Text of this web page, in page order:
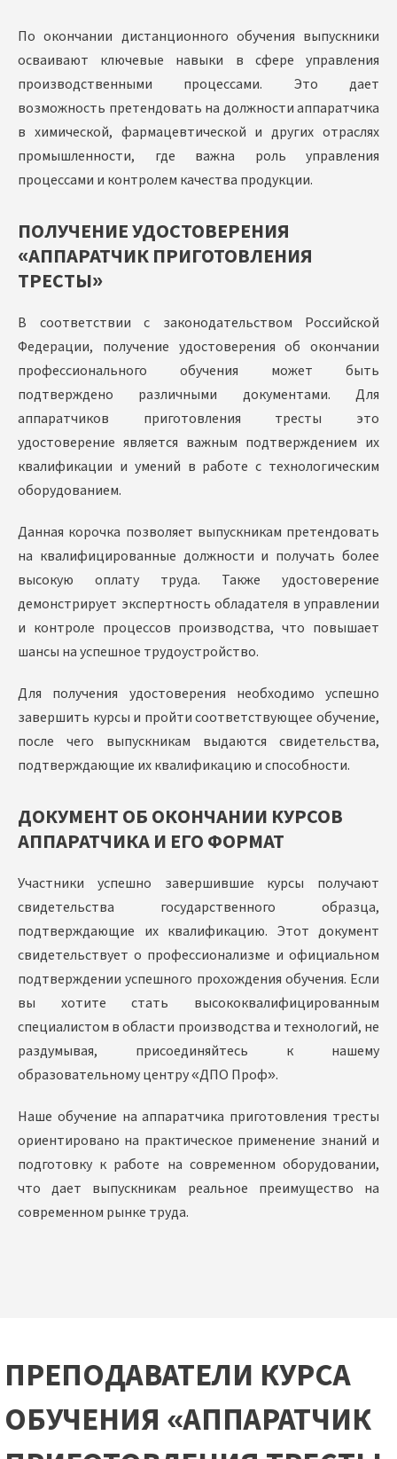
По окончании дистанционного обучения выпускники
осваивают ключевые навыки в сфере управления
производственными процессами. Это дает
возможность претендовать на должности аппаратчика
в химической, фармацевтической и других отраслях
промышленности, где важна роль управления
процессами и контролем качества продукции.
ПОЛУЧЕНИЕ УДОСТОВЕРЕНИЯ
«АППАРАТЧИК ПРИГОТОВЛЕНИЯ
ТРЕСТЫ»
В соответствии с законодательством Российской
Федерации, получение удостоверения об окончании
профессионального обучения может быть
подтверждено различными документами. Для
аппаратчиков приготовления тресты это
удостоверение является важным подтверждением их
квалификации и умений в работе с технологическим
оборудованием.
Данная корочка позволяет выпускникам претендовать
на квалифицированные должности и получать более
высокую оплату труда. Также удостоверение
демонстрирует экспертность обладателя в управлении
и контроле процессов производства, что повышает
шансы на успешное трудоустройство.
Для получения удостоверения необходимо успешно
завершить курсы и пройти соответствующее обучение,
после чего выпускникам выдаются свидетельства,
подтверждающие их квалификацию и способности.
ДОКУМЕНТ ОБ ОКОНЧАНИИ КУРСОВ
АППАРАТЧИКА И ЕГО ФОРМАТ
Участники успешно завершившие курсы получают
свидетельства государственного образца,
подтверждающие их квалификацию. Этот документ
свидетельствует о профессионализме и официальном
подтверждении успешного прохождения обучения. Если
вы хотите стать высококвалифицированным
специалистом в области производства и технологий, не
раздумывая, присоединяйтесь к нашему
образовательному центру «ДПО Проф».
Наше обучение на аппаратчика приготовления тресты
ориентировано на практическое применение знаний и
подготовку к работе на современном оборудовании,
что дает выпускникам реальное преимущество на
современном рынке труда.
ПРЕПОДАВАТЕЛИ КУРСА
ОБУЧЕНИЯ «АППАРАТЧИК